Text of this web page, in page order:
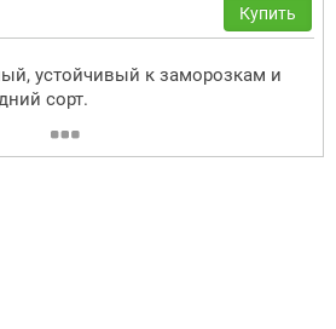
Купить
устойчивый к заморозкам и
сорт.